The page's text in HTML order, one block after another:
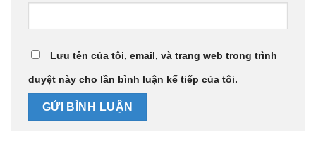
Lưu tên của tôi, email, và trang web trong trình
duyệt này cho lần bình luận kế tiếp của tôi.